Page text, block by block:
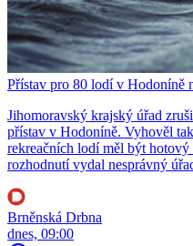
Přístav pro 80 lodí v Hodoníně
Jihomoravský krajský úřad
přístav v Hodoníně. Vyhověl
rekreačních lodí měl být
rozhodnutí vydal nesprávný
Brněnská Drbna
dnes, 09:00